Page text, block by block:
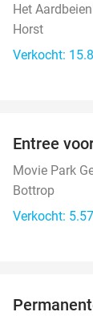
Het
Horst
Verkocht:
Entree
Movie Park
Bottrop
Verkocht: